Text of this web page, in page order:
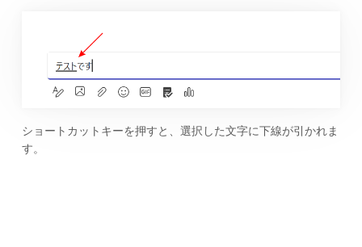
ショートカットキーを押すと、選択した文字に下線が引かれま
す。